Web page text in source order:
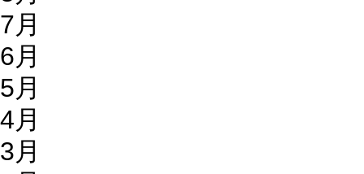
7月
6月
5月
4月
3月